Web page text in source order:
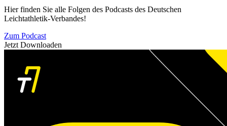
Hier finden Sie alle Folgen des Podcasts des Deutschen
Leichtathletik-Verbandes!
Zum Podcast
Jetzt Downloaden